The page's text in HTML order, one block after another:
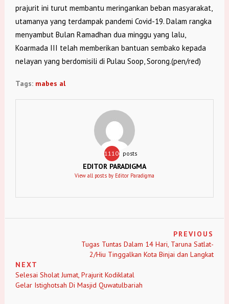
prajurit ini turut membantu meringankan beban masyarakat,
utamanya yang terdampak pandemi Covid-19. Dalam rangka
menyambut Bulan Ramadhan dua minggu yang lalu,
Koarmada III telah memberikan bantuan sembako kepada
nelayan yang berdomisili di Pulau Soop, Sorong.(pen/red)
Tags: mabes al
11106 posts
EDITOR PARADIGMA
View all posts by Editor Paradigma
PREVIOUS
Tugas Tuntas Dalam 14 Hari, Taruna Satlat-
2/Hiu Tinggalkan Kota Binjai dan Langkat
NEXT
Selesai Sholat Jumat, Prajurit Kodiklatal
Gelar Istighotsah Di Masjid Quwatulbariah